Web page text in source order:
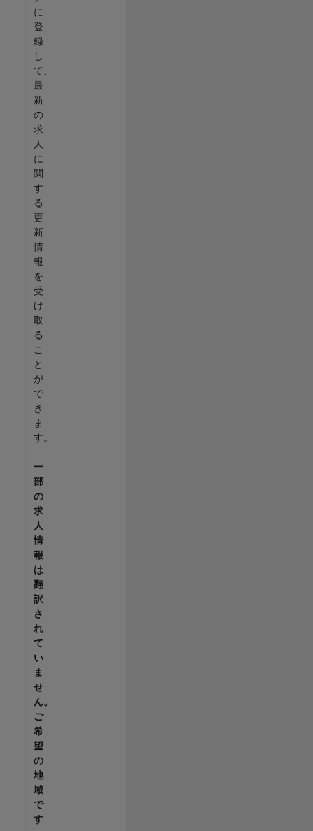
に
登
録
し
て、
最
新
の
求
人
に
関
す
る
更
新
情
報
を
受
け
取
る
こ
と
が
で
き
ま
す。
一
部
の
求
人
情
報
は
翻
訳
さ
れ
て
い
ま
せ
ん。
ご
希
望
の
地
域
で
す